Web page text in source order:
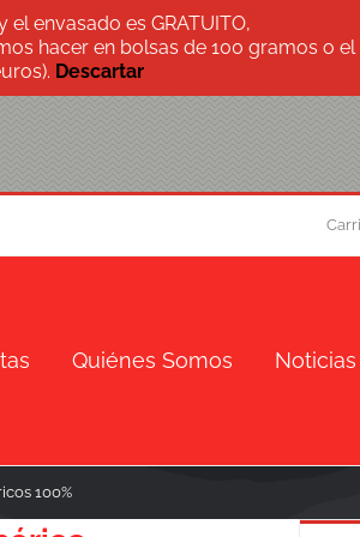
envasado es GRATUITO,
hacer en bolsas de 100 gramos o
Descartar
Quiénes Somos Noticias
100%